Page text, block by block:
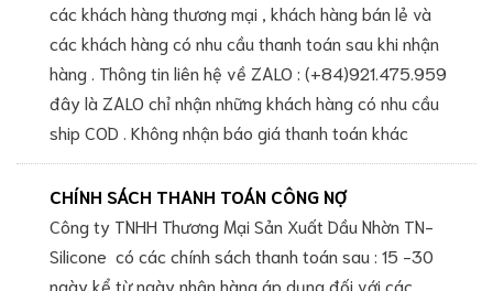
các khách hàng thương mại , khách hàng bán lẻ và
các khách hàng có nhu cầu thanh toán sau khi nhận
hàng . Thông tin liên hệ về ZALO : (+84)921.475.959
đây là ZALO chỉ nhận những khách hàng có nhu cầu
ship COD . Không nhận báo giá thanh toán khác
CHÍNH SÁCH THANH TOÁN CÔNG NỢ
Công ty TNHH Thương Mại Sản Xuất Dầu Nhờn TN-
Silicone có các chính sách thanh toán sau : 15 -30
ngày kể từ ngày nhận hàng áp dụng đối với các